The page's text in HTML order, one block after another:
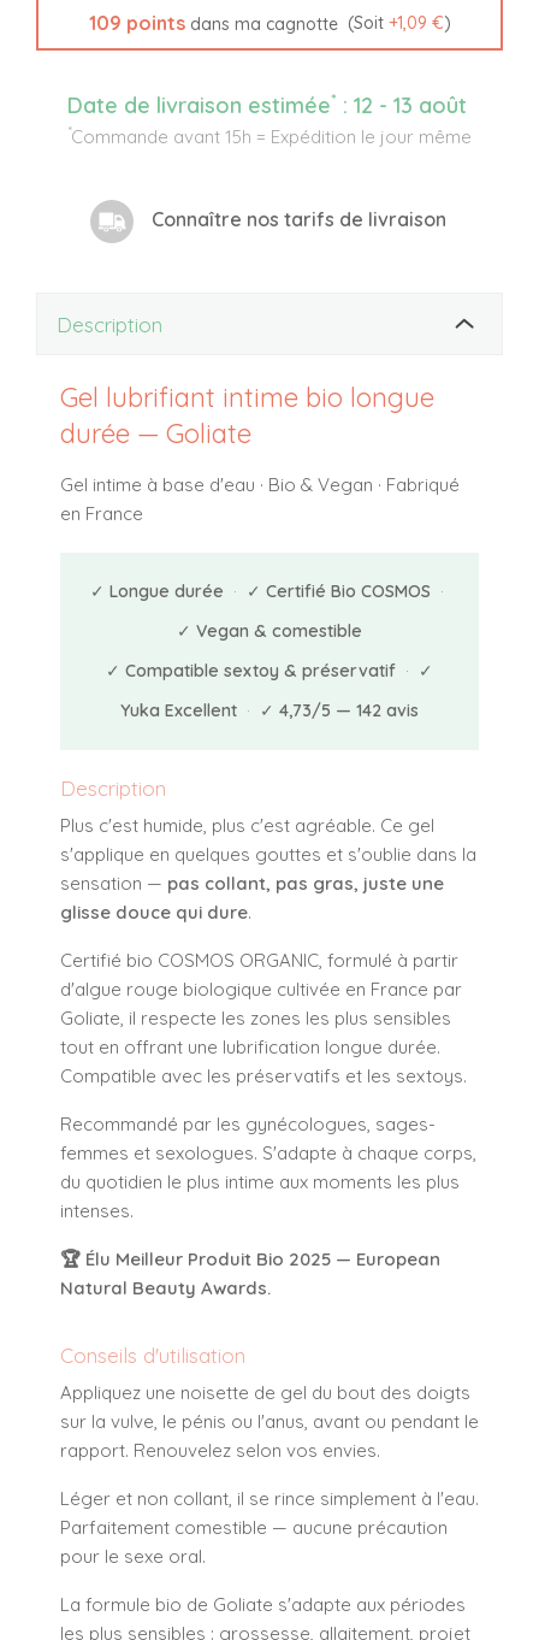
109 pointsdans ma cagnotte (Soit +1,09 €)
Date de livraison estimée* : 12 - 13 août
*Commande avant 15h = Expédition le jour même
Connaître nos tarifs de livraison
Description
Gel lubrifiant intime bio longue
durée — Goliate
Gel intime à base d'eau · Bio & Vegan · Fabriqué
en France
✓ Longue durée · ✓ Certifié Bio COSMOS ·
✓ Vegan & comestible
✓ Compatible sextoy & préservatif · ✓
Yuka Excellent · ✓ 4,73/5 — 142 avis
Description
Plus c'est humide, plus c'est agréable. Ce gel
s'applique en quelques gouttes et s'oublie dans la
sensation — pas collant, pas gras, juste une
glisse douce qui dure.
Certifié bio COSMOS ORGANIC, formulé à partir
d'algue rouge biologique cultivée en France par
Goliate, il respecte les zones les plus sensibles
tout en offrant une lubrification longue durée.
Compatible avec les préservatifs et les sextoys.
Recommandé par les gynécologues, sages-
femmes et sexologues. S'adapte à chaque corps,
du quotidien le plus intime aux moments les plus
intenses.
🏆 Élu Meilleur Produit Bio 2025 — European
Natural Beauty Awards.
Conseils d'utilisation
Appliquez une noisette de gel du bout des doigts
sur la vulve, le pénis ou l'anus, avant ou pendant le
rapport. Renouvelez selon vos envies.
Léger et non collant, il se rince simplement à l'eau.
Parfaitement comestible — aucune précaution
pour le sexe oral.
La formule bio de Goliate s'adapte aux périodes
les plus sensibles : grossesse, allaitement, projet